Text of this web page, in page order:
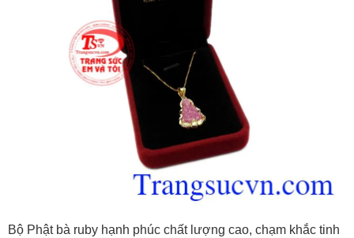
Bộ Phật bà ruby hạnh phúc chất lượng cao, chạm khắc tinh